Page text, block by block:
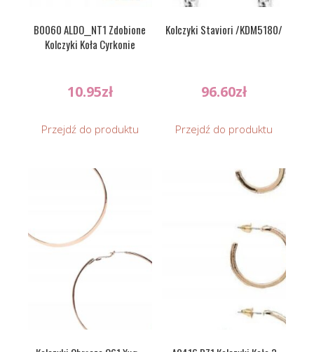
B0060 ALDO__NT1 Zdobione
Kolczyki Koła Cyrkonie
10.95zł
Przejdź do produktu
Kolczyki Staviori /KDM5180/
96.60zł
Przejdź do produktu